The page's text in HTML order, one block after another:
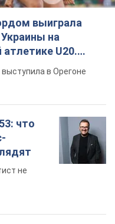
выиграла
на
U20.
в Орегоне
что
не